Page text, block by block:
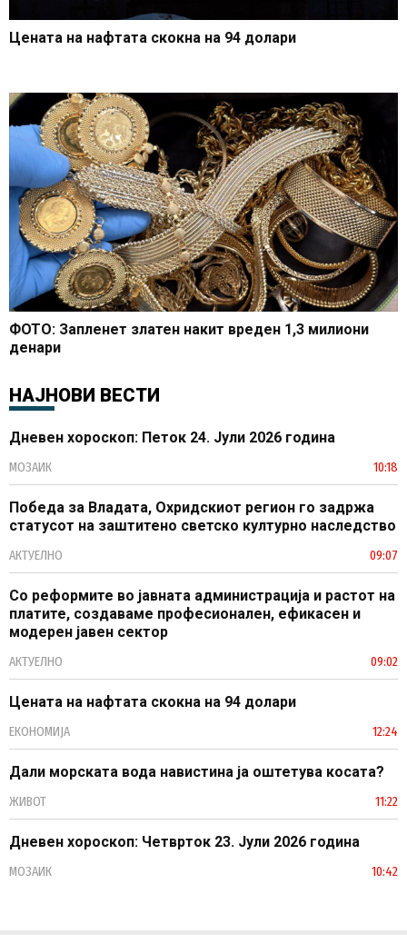
Цената на нафтата скокна на 94 долари
ФОТО: Запленет златен накит вреден 1,3 милиони
денари
НАЈНОВИ ВЕСТИ
Дневен хороскоп: Петок 24. Јули 2026 година
МОЗАИК 10:18
Победа за Владата, Охридскиот регион го задржа
статусот на заштитено светско културно наследство
АКТУЕЛНО 09:07
Со реформите во јавната администрација и растот на
платите, создаваме професионален, ефикасен и
модерен јавен сектор
АКТУЕЛНО 09:02
Цената на нафтата скокна на 94 долари
ЕКОНОМИЈА 12:24
Дали морската вода навистина ја оштетува косата?
ЖИВОТ 11:22
Дневен хороскоп: Четврток 23. Јули 2026 година
МОЗАИК 10:42